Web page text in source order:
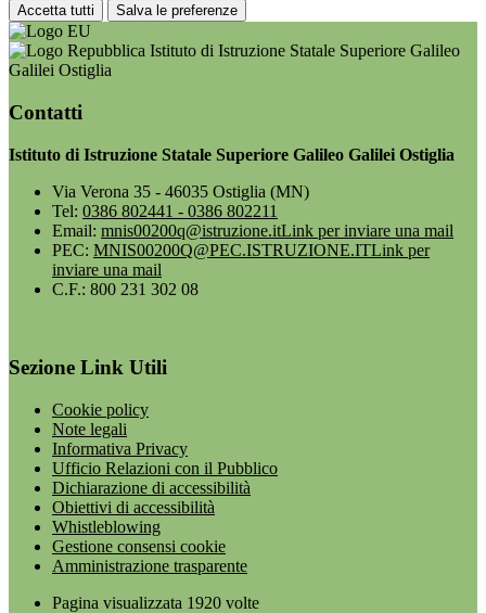
Accetta tutti Salva le preferenze
Istituto di Istruzione Statale Superiore Galileo
Galilei Ostiglia
Contatti
Istituto di Istruzione Statale Superiore Galileo Galilei Ostiglia
Via Verona 35 - 46035 Ostiglia (MN)
Tel: 0386 802441 - 0386 802211
Email: mnis00200q@istruzione.itLink per inviare una mail
PEC: MNIS00200Q@PEC.ISTRUZIONE.ITLink per
inviare una mail
C.F.: 800 231 302 08
Sezione Link Utili
Cookie policy
Note legali
Informativa Privacy
Ufficio Relazioni con il Pubblico
Dichiarazione di accessibilità
Obiettivi di accessibilità
Whistleblowing
Gestione consensi cookie
Amministrazione trasparente
Pagina visualizzata 1920 volte